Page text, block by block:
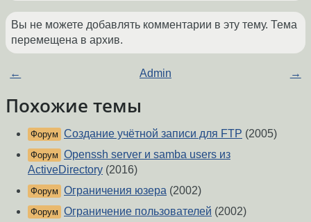
Вы не можете добавлять комментарии в эту тему. Тема
перемещена в архив.
← Admin →
Похожие темы
Форум Создание учётной записи для FTP (2005)
Форум Openssh server и samba users из
ActiveDirectory (2016)
Форум Ограничения юзера (2002)
Форум Ограничение пользователей (2002)